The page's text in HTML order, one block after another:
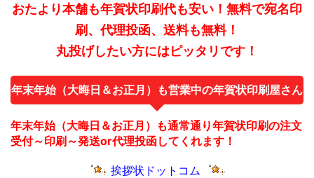
おたより本舗も年賀状印刷代も安い！無料で宛名印
刷、代理投函、送料も無料！
丸投げしたい方にはピッタリです！
年末年始（大晦日＆お正月）も営業中の年賀状印刷屋さん
年末年始（大晦日＆お正月）も通常通り年賀状印刷の注文
受付～印刷～発送or代理投函してくれます！
挨拶状ドットコム